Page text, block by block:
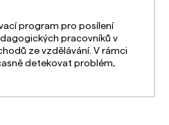
program pro posílení
pracovníků v
ze vzdělávání. V rámci
detekovat problém,